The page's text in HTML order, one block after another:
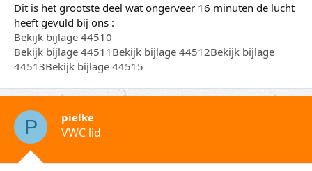
Dit is het grootste deel wat ongerveer 16 minuten de lucht
heeft gevuld bij ons :
Bekijk bijlage 44510
Bekijk bijlage 44511 Bekijk bijlage 44512Bekijk bijlage
44513Bekijk bijlage 44515
P pielke
VWC lid